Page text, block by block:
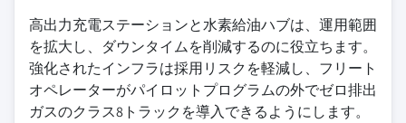
高出力充電ステーションと水素給油ハブは、運用範囲
を拡大し、ダウンタイムを削減するのに役立ちます。
強化されたインフラは採用リスクを軽減し、フリート
オペレーターがパイロットプログラムの外でゼロ排出
ガスのクラス8トラックを導入できるようにします。